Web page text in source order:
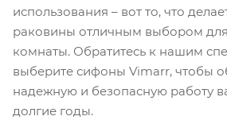
использования – вот то, что
раковины отличным выбором
комнаты. Обратитесь к нашим
выберите сифоны Vimarr, чтобы
надежную и безопасную работу
долгие годы.